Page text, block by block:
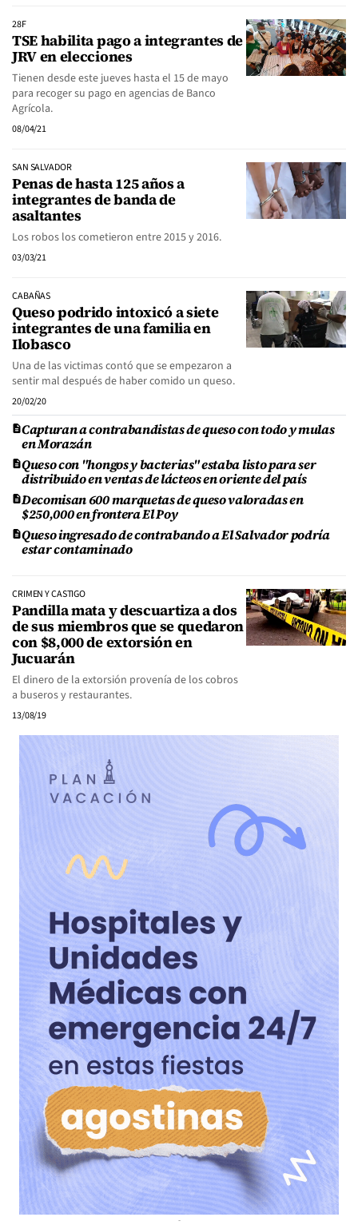
28F
TSE habilita pago a integrantes de
JRV en elecciones
Tienen desde este jueves hasta el 15 de mayo
para recoger su pago en agencias de Banco
Agrícola.
08/04/21
SAN SALVADOR
Penas de hasta 125 años a
integrantes de banda de
asaltantes
Los robos los cometieron entre 2015 y 2016.
03/03/21
CABAÑAS
Queso podrido intoxicó a siete
integrantes de una familia en
Ilobasco
Una de las victimas contó que se empezaron a
sentir mal después de haber comido un queso.
20/02/20
Capturan a contrabandistas de queso con todo y mulas
en Morazán
Queso con "hongos y bacterias" estaba listo para ser
distribuido en ventas de lácteos en oriente del país
Decomisan 600 marquetas de queso valoradas en
$250,000 en frontera El Poy
Queso ingresado de contrabando a El Salvador podría
estar contaminado
CRIMEN Y CASTIGO
Pandilla mata y descuartiza a dos
de sus miembros que se quedaron
con $8,000 de extorsión en
Jucuarán
El dinero de la extorsión provenía de los cobros
a buseros y restaurantes.
13/08/19